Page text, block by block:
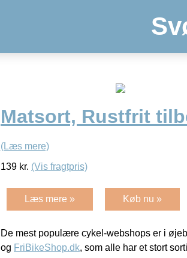
Matsort, Rustfrit
(Læs mere)
139 kr. (Vis fragtpris)
Læs mere » Køb nu »
De mest populære cykel-webshops er i
og FriBikeShop.dk, som alle har et stort